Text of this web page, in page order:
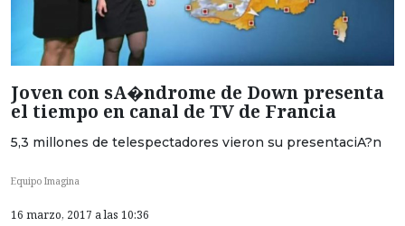
Joven con sA�ndrome de Down presenta
el tiempo en canal de TV de Francia
5,3 millones de telespectadores vieron su presentaciA?n
Equipo Imagina
16 marzo, 2017 a las 10:36